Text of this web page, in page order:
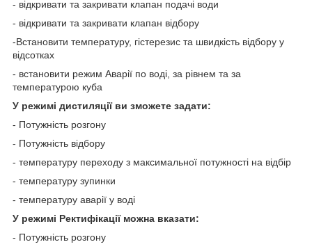
- відкривати та закривати клапан подачі води
- відкривати та закривати клапан відбору
-Встановити температуру, гістерезис та швидкість відбору у
відсотках
- встановити режим Аварії по воді, за рівнем та за
температурою куба
У режимі дистиляції ви зможете задати:
- Потужність розгону
- Потужність відбору
- температуру переходу з максимальної потужності на відбір
- температуру зупинки
- температуру аварії у воді
У режимі Ректифікації можна вказати:
- Потужність розгону